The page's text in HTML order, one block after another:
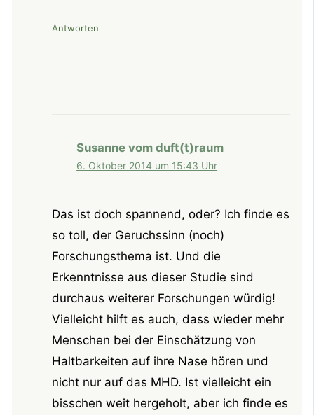
Antworten
Susanne vom duft(t)raum
6. Oktober 2014 um 15:43 Uhr
Das ist doch spannend, oder? Ich finde es
so toll, der Geruchssinn (noch)
Forschungsthema ist. Und die
Erkenntnisse aus dieser Studie sind
durchaus weiterer Forschungen würdig!
Vielleicht hilft es auch, dass wieder mehr
Menschen bei der Einschätzung von
Haltbarkeiten auf ihre Nase hören und
nicht nur auf das MHD. Ist vielleicht ein
bisschen weit hergeholt, aber ich finde es